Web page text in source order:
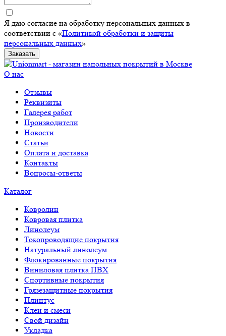
Я даю согласие на обработку персональных данных в
соответствии с «Политикой обработки и защиты
персональных данных»
Заказать
О нас
Отзывы
Реквизиты
Галерея работ
Производители
Новости
Статьи
Оплата и доставка
Контакты
Вопросы-ответы
Каталог
Ковролин
Ковровая плитка
Линолеум
Токопроводящие покрытия
Натуральный линолеум
Флокированные покрытия
Виниловая плитка ПВХ
Спортивные покрытия
Грязезащитные покрытия
Плинтус
Клеи и смеси
Свой дизайн
Укладка